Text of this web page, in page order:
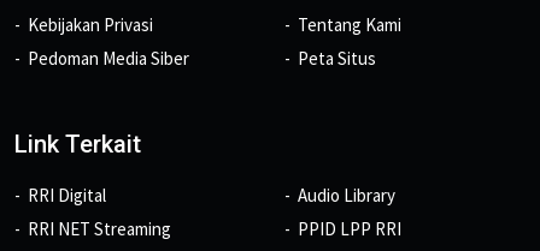
Kebijakan Privasi
Pedoman Media Siber
Tentang Kami
Peta Situs
Link Terkait
RRI Digital
RRI NET Streaming
Audio Library
PPID LPP RRI